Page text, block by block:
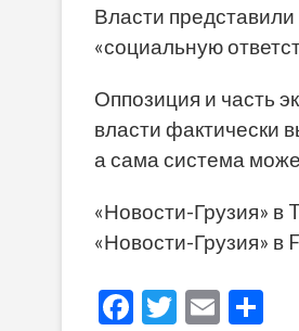
Власти
«социальную
Оппозиция и часть
власти фактически
а сама система
«Новости-Грузия» в
«Новости-Грузия» в
F
T
E